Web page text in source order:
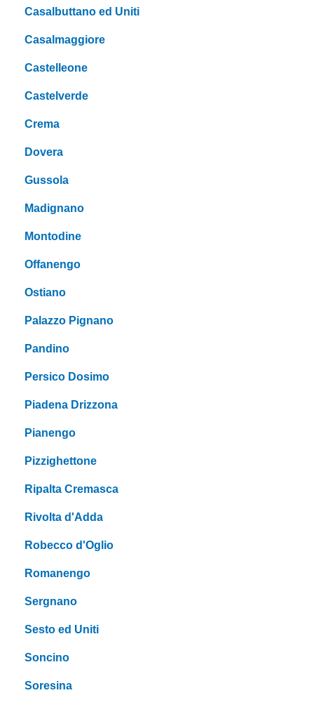
Casalbuttano ed Uniti
Casalmaggiore
Castelleone
Castelverde
Crema
Dovera
Gussola
Madignano
Montodine
Offanengo
Ostiano
Palazzo Pignano
Pandino
Persico Dosimo
Piadena Drizzona
Pianengo
Pizzighettone
Ripalta Cremasca
Rivolta d'Adda
Robecco d'Oglio
Romanengo
Sergnano
Sesto ed Uniti
Soncino
Soresina